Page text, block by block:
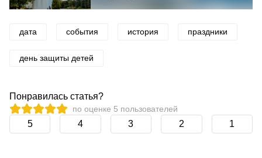
дата события история праздники
день защиты детей
Понравилась статья?
по оценке 5 пользователей
5 4 3 2 1